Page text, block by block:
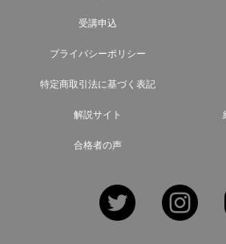
受講申込
プライバシーポリシー
特定商取引法に基づく表記
解説サイト
合格者の声
Twitter